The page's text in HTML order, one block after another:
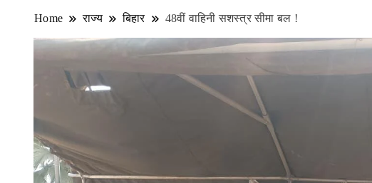
Home राज्य बिहार 48वीं वाहिनी सशस्त्र सीमा बल !